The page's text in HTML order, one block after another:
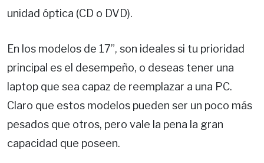
unidad óptica (CD o DVD).
En los modelos de 17”, son ideales si tu prioridad
principal es el desempeño, o deseas tener una
laptop que sea capaz de reemplazar a una PC.
Claro que estos modelos pueden ser un poco más
pesados que otros, pero vale la pena la gran
capacidad que poseen.